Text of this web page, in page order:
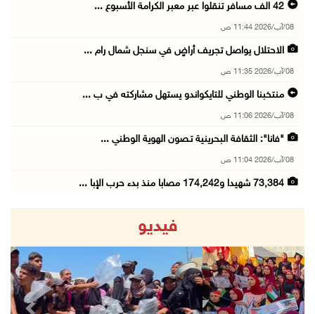
42 الف مسافر تنقلوا عبر معبر الكرامة الأسبوع ...
08/آب/2026 11:44 ص
الاحتلال يواصل تجريف أراضٍ في سنجل شمال رام ...
08/آب/2026 11:35 ص
منتخبنا الوطني للتايكواندو يستهل مشاركته في ب ...
08/آب/2026 11:06 ص
"فانا": الثقافة البحرينية تـصون الهوية الوطني ...
08/آب/2026 11:04 ص
73,384 شهيدا و174,242 مصابا منذ بدء حرب الإبا ...
مستعمرون إرهابيون يهاجمون منزلا ويقتحمون مناط ...
08/آب/2026 10:22 ص
قوات الاحتلال تجري تحقيقات ميدانية مع عشرات ا ...
08/آب/2026 10:18 ص
فيديو